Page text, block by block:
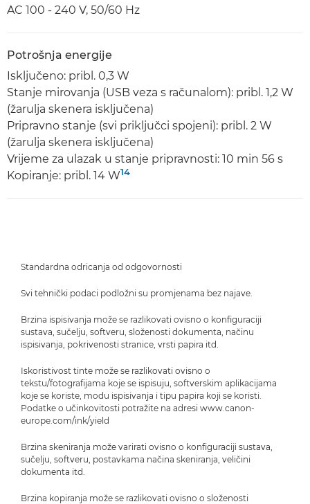
AC 100 - 240 V, 50/60 Hz
Potrošnja energije
Isključeno: pribl. 0,3 W
Stanje mirovanja (USB veza s računalom): pribl. 1,2 W
(žarulja skenera isključena)
Pripravno stanje (svi priključci spojeni): pribl. 2 W
(žarulja skenera isključena)
Vrijeme za ulazak u stanje pripravnosti: 10 min 56 s
Kopiranje: pribl. 14 W14
Standardna odricanja od odgovornosti
Svi tehnički podaci podložni su promjenama bez najave.
Brzina ispisivanja može se razlikovati ovisno o konfiguraciji
sustava, sučelju, softveru, složenosti dokumenta, načinu
ispisivanja, pokrivenosti stranice, vrsti papira itd.
Iskoristivost tinte može se razlikovati ovisno o
tekstu/fotografijama koje se ispisuju, softverskim aplikacijama
koje se koriste, modu ispisivanja i tipu papira koji se koristi.
Podatke o učinkovitosti potražite na adresi www.canon-
europe.com/ink/yield
Brzina skeniranja može varirati ovisno o konfiguraciji sustava,
sučelju, softveru, postavkama načina skeniranja, veličini
dokumenta itd.
Brzina kopiranja može se razlikovati ovisno o složenosti